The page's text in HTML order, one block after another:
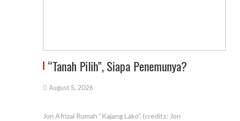
“Tanah Pilih”, Siapa Penemunya?
August 5, 2026
Jon Afrizal Rumah “Kajang Lako”. (credits: Jon